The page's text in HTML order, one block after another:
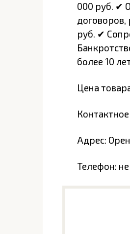
000 руб. ✔
договоров,
руб. ✔
более 10
Цена
Адрес:
Телефон: